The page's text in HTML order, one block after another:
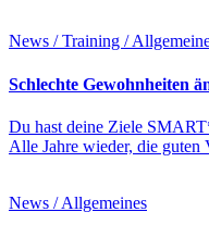
News / Training /
Schlechte Gewohnheiten
Du hast deine Ziele
Alle Jahre wieder, die guten
News / Allgemeines